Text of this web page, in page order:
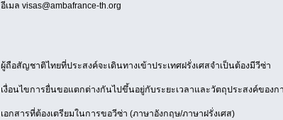
อีเมล visas@ambafrance-th.org
ผู้ถือสัญชาติไทยที่ประสงค์จะเดินทางเข้าประเทศฝรั่งเศสจำเป็นต้องมีวีซ่า
เงื่อนไขการยื่นขอแตกต่างกันไปขึ้นอยู่กับระยะเวลาและวัตถุประสงค์ของก
เอกสารที่ต้องเตรียมในการขอวีซ่า (ภาษาอังกฤษ/ภาษาฝรั่งเศส)